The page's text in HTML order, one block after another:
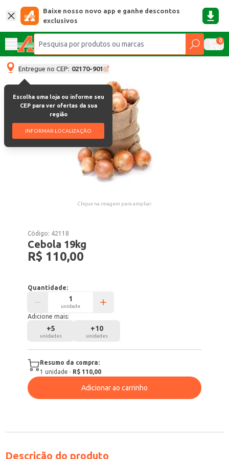
Baixe nosso novo app e ganhe descontos
exclusivos
0
Entregue no CEP: 02170-901
Escolha uma loja ou informe seu
CEP para ver ofertas da sua
região
INFORMAR LOCALIZAÇÃO
Clique na imagem para ampliar.
Código: 42118
Cebola 19kg
R$ 110,00
Quantidade:
unidade
Adicione mais:
+5
unidades
+10
unidades
Resumo da compra:
1 unidade · R$ 110,00
Adicionar ao carrinho
Descrição do produto